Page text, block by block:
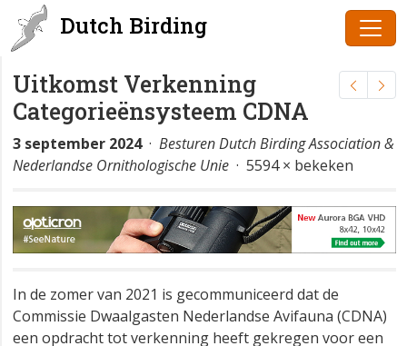
Dutch Birding
Uitkomst Verkenning
Categorieënsysteem CDNA
3 september 2024· Besturen Dutch Birding Association &
Nederlandse Ornithologische Unie · 5594 × bekeken
In de zomer van 2021 is gecommuniceerd dat de
Commissie Dwaalgasten Nederlandse Avifauna (CDNA)
een opdracht tot verkenning heeft gekregen voor een